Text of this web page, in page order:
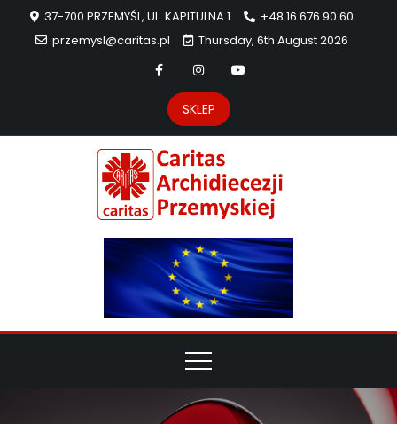
37-700 PRZEMYŚL, UL. KAPITULNA 1
+48 16 676 90 60
przemysl@caritas.pl
Thursday, 6th August 2026
SKLEP